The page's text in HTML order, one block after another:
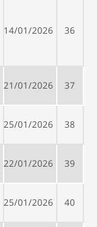
36
14/01/2026
37
21/01/2026
38
25/01/2026
39
22/01/2026
40
25/01/2026